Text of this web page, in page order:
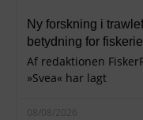
Ny forskning i
betydning for
Af redaktionen
»Svea« har lagt
08/08/2026